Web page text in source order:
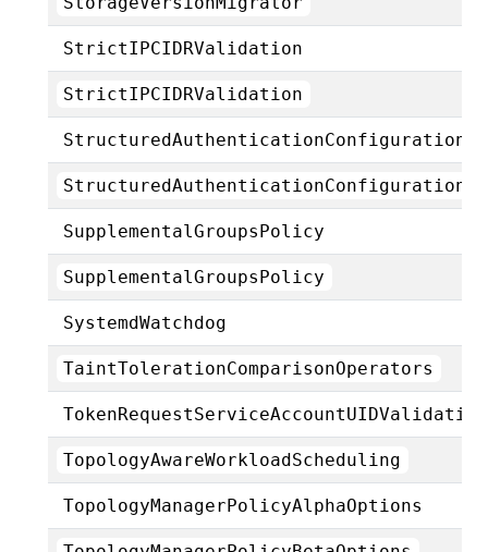
StrictIPCIDRValidation
StrictIPCIDRValidation
SupplementalGroupsPolicy
SupplementalGroupsPolicy
SystemdWatchdog
TaintTolerationComparisonOperators
TokenRequestServiceAccountUIDValidation
TopologyAwareWorkloadScheduling
TopologyManagerPolicyAlphaOptions